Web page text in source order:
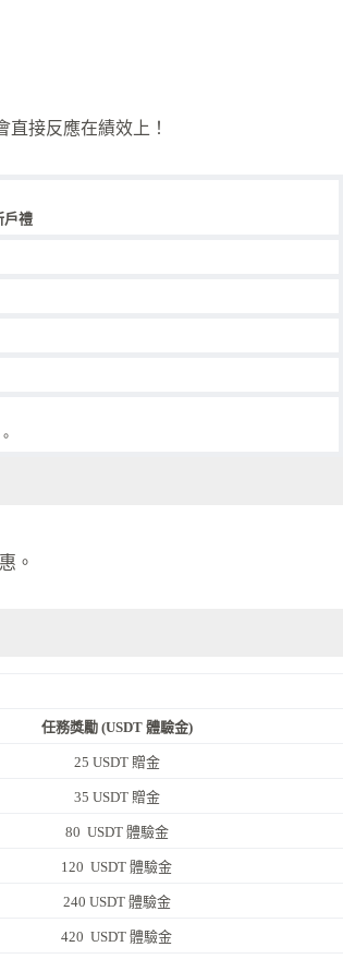
接反應在績效上！
戶禮
。
任務獎勵 (USDT 體驗金)
25 USDT 贈金
35 USDT 贈金
80 USDT 體驗金
120 USDT 體驗金
240 USDT 體驗金
420 USDT 體驗金